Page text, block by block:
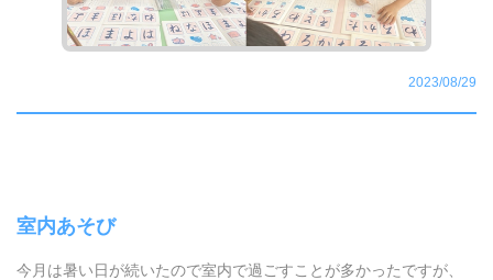
2023/08/29
室内あそび
今月は暑い日が続いたので室内で過ごすことが多かったですが、